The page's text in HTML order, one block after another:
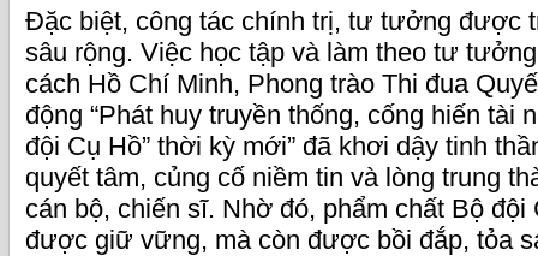
Đặc biệt, công tác chính trị, tư tưởng được
sâu rộng. Việc học tập và làm theo tư
cách Hồ Chí Minh, Phong trào Thi đua
động “Phát huy truyền thống, cống hiến tài
đội Cụ Hồ” thời kỳ mới” đã khơi dậy tinh
quyết tâm, củng cố niềm tin và lòng trung
cán bộ, chiến sĩ. Nhờ đó, phẩm chất Bộ
được giữ vững, mà còn được bồi đắp, tỏa